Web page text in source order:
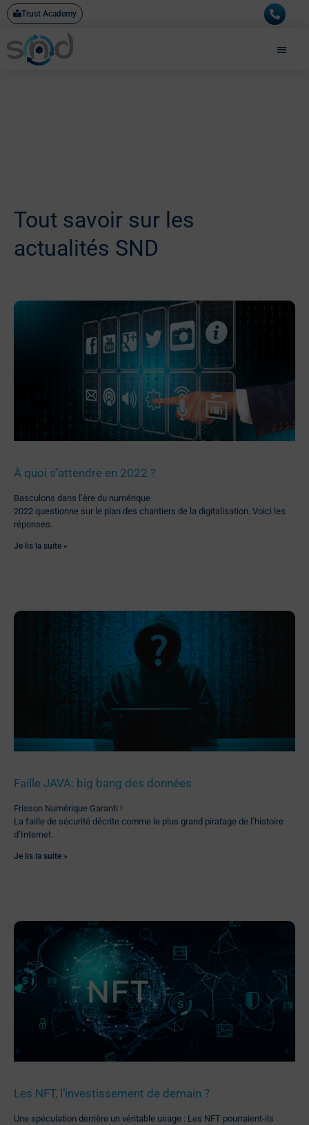
Aller
au
contenu
Trust Academy
Tout savoir sur les
actualités SND
À quoi s’attendre en 2022 ?
Basculons dans l’ère du numérique
2022 questionne sur le plan des chantiers de la digitalisation. Voici les
réponses.
Je lis la suite »
Faille JAVA: big bang des données
Frisson Numérique Garanti !
La faille de sécurité décrite comme le plus grand piratage de l’histoire
d’Internet.
Je lis la suite »
Les NFT, l’investissement de demain ?
Une spéculation derrière un véritable usage : Les NFT pourraient-ils